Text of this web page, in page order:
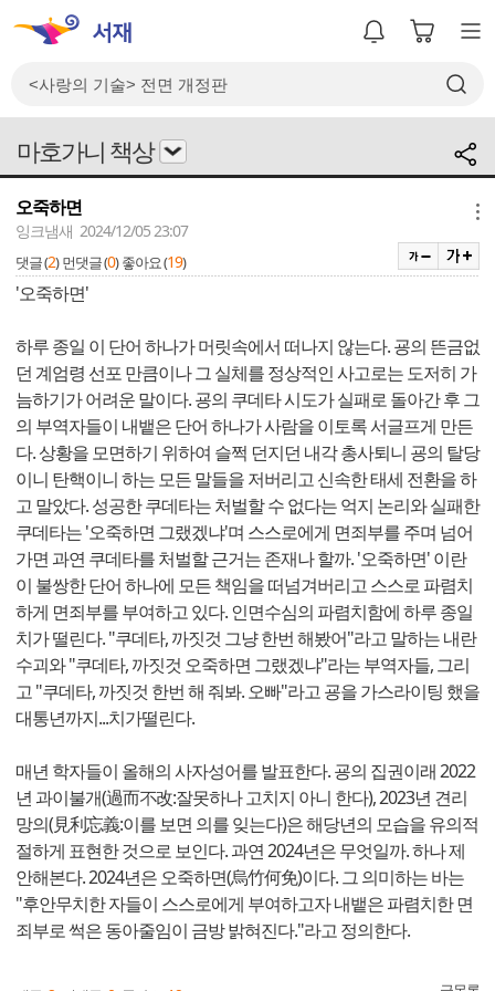
마호가니 책상
오죽하면
잉크냄새 2024/12/05 23:07
댓글 (2) 먼댓글 (0) 좋아요 (19)
'오죽하면'
하루 종일 이 단어 하나가 머릿속에서 떠나지 않는다. 굥의 뜬금없
던 계엄령 선포 만큼이나 그 실체를 정상적인 사고로는 도저히 가
늠하기가 어려운 말이다. 굥의 쿠데타 시도가 실패로 돌아간 후 그
의 부역자들이 내뱉은 단어 하나가 사람을 이토록 서글프게 만든
다. 상황을 모면하기 위하여 슬쩍 던지던 내각 총사퇴니 굥의 탈당
이니 탄핵이니 하는 모든 말들을 저버리고 신속한 태세 전환을 하
고 말았다. 성공한 쿠데타는 처벌할 수 없다는 억지 논리와 실패한
쿠데타는 '오죽하면 그랬겠냐'며 스스로에게 면죄부를 주며 넘어
가면 과연 쿠데타를 처벌할 근거는 존재나 할까. '오죽하면' 이란
이 불쌍한 단어 하나에 모든 책임을 떠넘겨버리고 스스로 파렴치
하게 면죄부를 부여하고 있다. 인면수심의 파렴치함에 하루 종일
치가 떨린다. "쿠데타, 까짓것 그냥 한번 해봤어"라고 말하는 내란
수괴와 "쿠데타, 까짓것 오죽하면 그랬겠냐"라는 부역자들, 그리
고 "쿠데타, 까짓것 한번 해 줘봐. 오빠"라고 굥을 가스라이팅 했을
대통년까지...치가떨린다.
매년 학자들이 올해의 사자성어를 발표한다. 굥의 집권이래 2022
년 과이불개(過而不改:잘못하나 고치지 아니 한다), 2023년 견리
망의(見利忘義:이를 보면 의를 잊는다)은 해당년의 모습을 유의적
절하게 표현한 것으로 보인다. 과연 2024년은 무엇일까. 하나 제
안해본다. 2024년은 오죽하면(烏竹何免)이다. 그 의미하는 바는
"후안무치한 자들이 스스로에게 부여하고자 내뱉은 파렴치한 면
죄부로 썩은 동아줄임이 금방 밝혀진다."라고 정의한다.